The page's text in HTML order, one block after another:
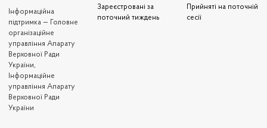
Iнформаційна
підтримка — Головне
організаційне
управління Апарату
Верховної Ради
України,
Інформаційне
управління Апарату
Верховної Ради
України
Зареєстровані за
поточний тиждень
Прийняті на поточній
сесії